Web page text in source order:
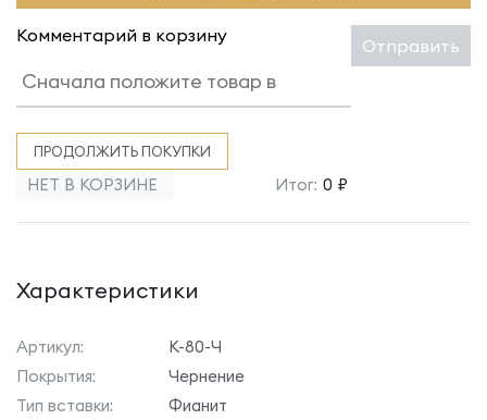
Комментарий в корзину Отправить
ПРОДОЛЖИТЬ ПОКУПКИ
НЕТ В КОРЗИНЕ Итог: 0 ₽
Характеристики
Артикул:
К-80-Ч
Покрытия:
Чернение
Тип вставки:
Фианит